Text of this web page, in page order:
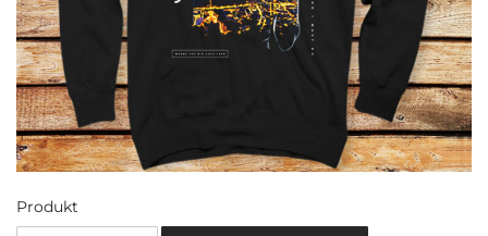
Produkt